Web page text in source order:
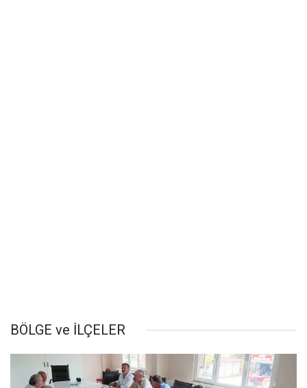
BÖLGE ve İLÇELER